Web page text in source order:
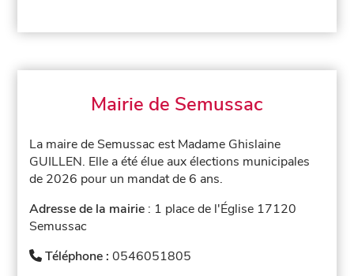
Mairie de Semussac
La maire de Semussac est Madame Ghislaine
GUILLEN. Elle a été élue aux élections municipales
de 2026 pour un mandat de 6 ans.
Adresse de la mairie : 1 place de l'Église 17120
Semussac
Téléphone :0546051805